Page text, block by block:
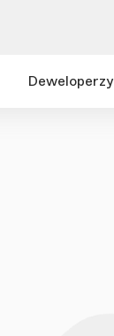
Deweloperzy